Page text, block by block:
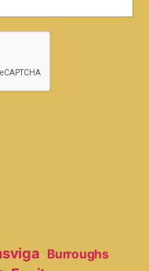
Burroughs